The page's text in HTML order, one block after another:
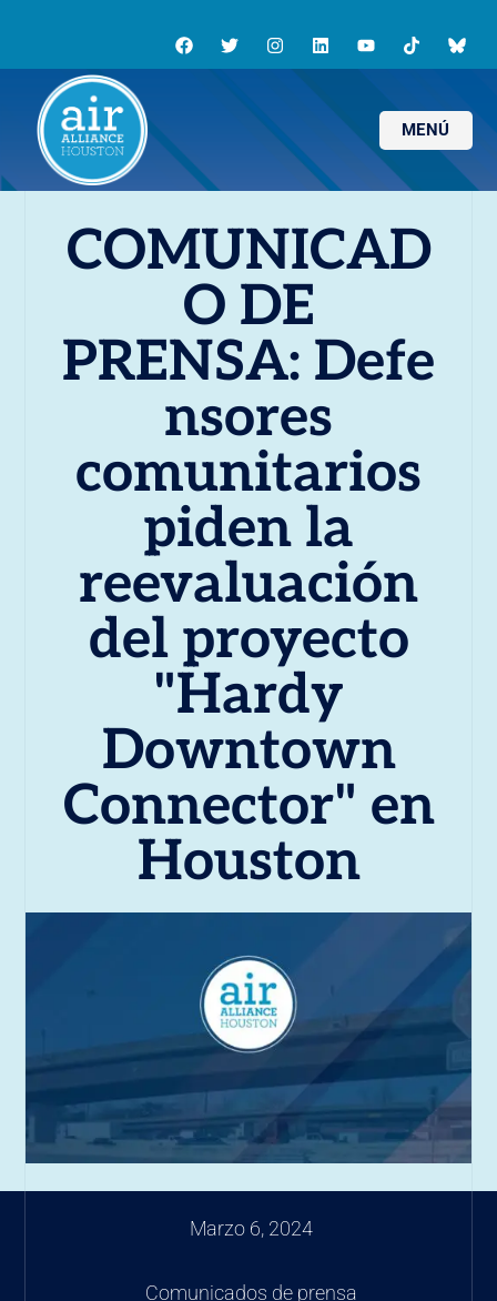
MENÚ
COMUNICAD
O DE
PRENSA: Defe
nsores
comunitarios
piden la
reevaluación
del proyecto
"Hardy
Downtown
Connector" en
Houston
Marzo 6, 2024
Comunicados de prensa